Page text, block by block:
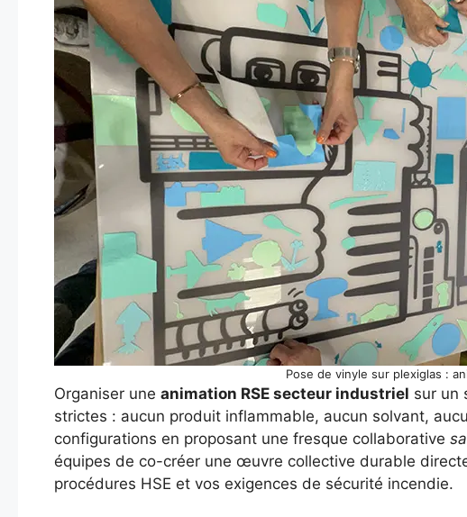
Pose de vinyle sur plexiglas :
Organiser une animation RSE secteur industriel sur un
strictes : aucun produit inflammable, aucun solvant,
configurations en proposant une fresque collaborative
équipes de co-créer une œuvre collective durable
procédures HSE et vos exigences de sécurité incendie.